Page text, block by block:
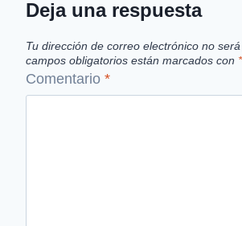
Deja una respuesta
Tu dirección de correo electrónico no será
campos obligatorios están marcados con *
Comentario *